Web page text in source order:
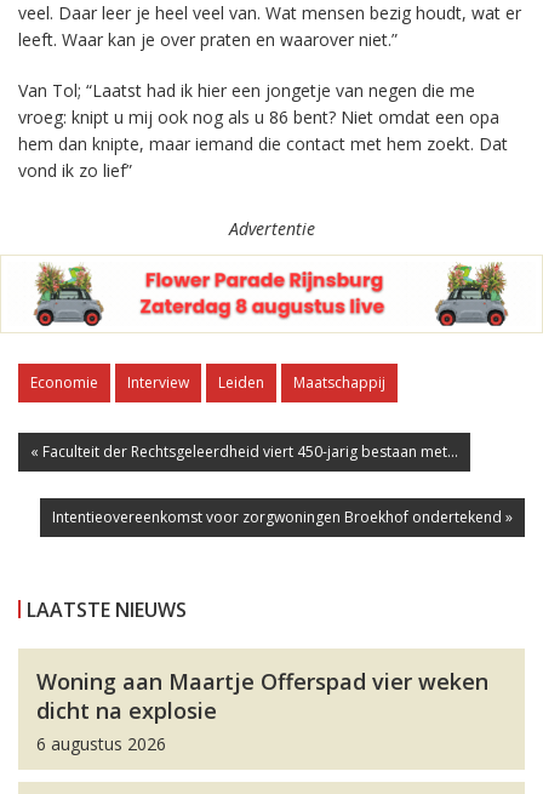
veel. Daar leer je heel veel van. Wat mensen bezig houdt, wat er
leeft. Waar kan je over praten en waarover niet.”
Van Tol; “Laatst had ik hier een jongetje van negen die me
vroeg: knipt u mij ook nog als u 86 bent? Niet omdat een opa
hem dan knipte, maar iemand die contact met hem zoekt. Dat
vond ik zo lief”
Advertentie
Economie Interview Leiden Maatschappij
« Faculteit der Rechtsgeleerdheid viert 450-jarig bestaan met...
Intentieovereenkomst voor zorgwoningen Broekhof ondertekend »
LAATSTE NIEUWS
Woning aan Maartje Offerspad vier weken
dicht na explosie
6 augustus 2026